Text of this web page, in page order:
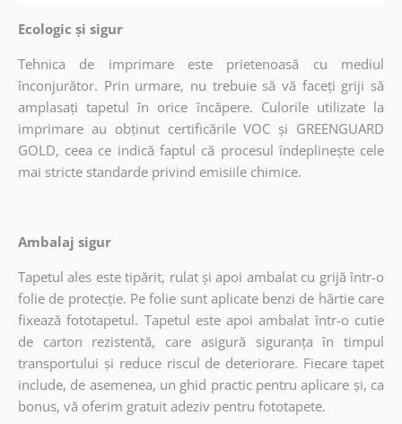
Ecologic și sigur
Tehnica de imprimare este prietenoasă cu mediul
înconjurător. Prin urmare, nu trebuie să vă faceți griji să
amplasați tapetul în orice încăpere. Culorile utilizate la
imprimare au obținut certificările VOC și GREENGUARD
GOLD, ceea ce indică faptul că procesul îndeplinește cele
mai stricte standarde privind emisiile chimice.
Ambalaj sigur
Tapetul ales este tipărit, rulat și apoi ambalat cu grijă într-o
folie de protecție. Pe folie sunt aplicate benzi de hârtie care
fixează fototapetul. Tapetul este apoi ambalat într-o cutie
de carton rezistentă, care asigură siguranța în timpul
transportului și reduce riscul de deteriorare. Fiecare tapet
include, de asemenea, un ghid practic pentru aplicare și, ca
bonus, vă oferim gratuit adeziv pentru fototapete.